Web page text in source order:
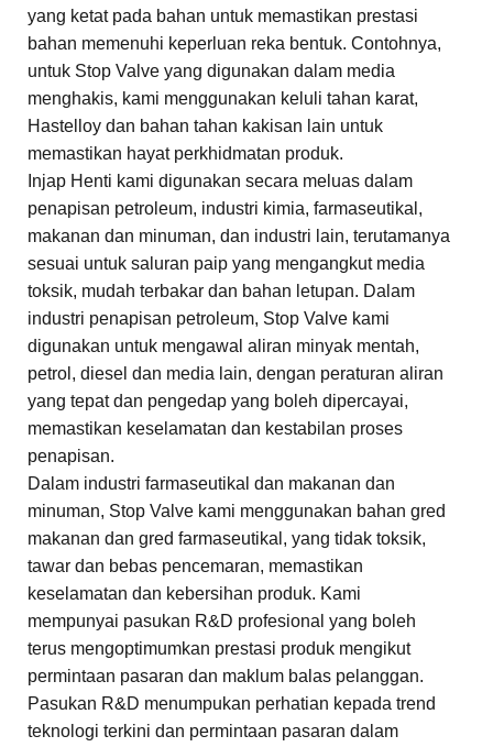
yang ketat pada bahan untuk memastikan prestasi
bahan memenuhi keperluan reka bentuk. Contohnya,
untuk Stop Valve yang digunakan dalam media
menghakis, kami menggunakan keluli tahan karat,
Hastelloy dan bahan tahan kakisan lain untuk
memastikan hayat perkhidmatan produk.
Injap Henti kami digunakan secara meluas dalam
penapisan petroleum, industri kimia, farmaseutikal,
makanan dan minuman, dan industri lain, terutamanya
sesuai untuk saluran paip yang mengangkut media
toksik, mudah terbakar dan bahan letupan. Dalam
industri penapisan petroleum, Stop Valve kami
digunakan untuk mengawal aliran minyak mentah,
petrol, diesel dan media lain, dengan peraturan aliran
yang tepat dan pengedap yang boleh dipercayai,
memastikan keselamatan dan kestabilan proses
penapisan.
Dalam industri farmaseutikal dan makanan dan
minuman, Stop Valve kami menggunakan bahan gred
makanan dan gred farmaseutikal, yang tidak toksik,
tawar dan bebas pencemaran, memastikan
keselamatan dan kebersihan produk. Kami
mempunyai pasukan R&D profesional yang boleh
terus mengoptimumkan prestasi produk mengikut
permintaan pasaran dan maklum balas pelanggan.
Pasukan R&D menumpukan perhatian kepada trend
teknologi terkini dan permintaan pasaran dalam